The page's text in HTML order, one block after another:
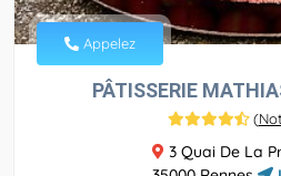
Appelez
PÂTISSERIE
(
3 Quai De La